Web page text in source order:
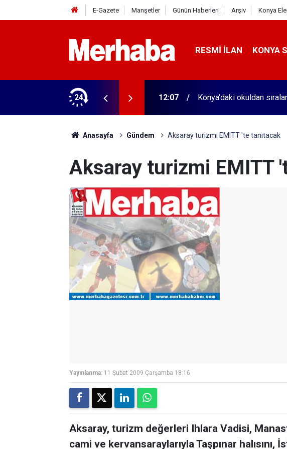
E-Gazete Manşetler Günün Haberleri Arşiv Konya
RESMI İLAN KONYA
24 12:07 Konya'daki okuldan
Anasayfa Gündem Aksaray turizmi EMITT 'te tanıtacak
Aksaray turizmi EMITT
Yayınlanma: 11 Şubat 2009 Çarşamba 18:16
Aksaray, turizm değerleri Ihlara Vadisi,
cami ve kervansaraylarıyla Taşpınar halısını,